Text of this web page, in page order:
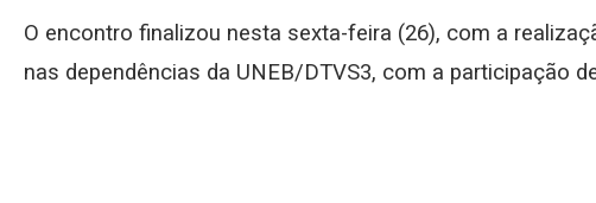
O encontro finalizou nesta sexta-feira (26), com a
nas dependências da UNEB/DTVS3, com a participação